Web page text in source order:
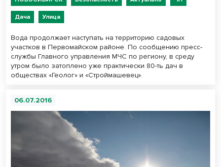
Дача Улица
Вода продолжает наступать на территорию садовых
участков в Первомайском районе. По сообщению пресс-
службы Главного управления МЧС по региону, в среду
утром было затоплено уже практически 80-ть дач в
обществах «Геолог» и «Строймашевец».
06.07.2016